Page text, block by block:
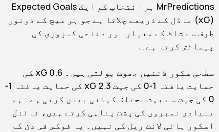
MrPredictions ہر انتخاب کو ایک Expected Goals
(xG) ماڈل کے ذریعے چلاتا ہے جو ہر میچ کے دونوں
طرف سے شاٹ کے معیار اور دفاعی کمزوری کی
پیمائش کرتا ہے۔.
سطحی سکور لائنیں جھوٹ بولتی ہیں۔ 0.6 xG کی
حمایت یافتہ 1-0 کی جیت 2.3 xG کی حمایت یافتہ 1-
0 کی جیت سے بہت مختلف کہانی بیان کرتی ہے۔ ہم
بنیادی نمبروں کی پشت پناہی کرتے ہیں، فائنل
اسکور ہائی لائٹ ریل کی نہیں۔ یہ فوکس فی دن کم